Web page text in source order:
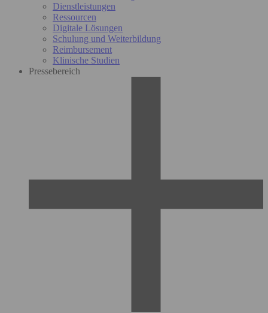
Dienstleistungen
Ressourcen
Digitale Lösungen
Schulung und Weiterbildung
Reimbursement
Klinische Studien
Pressebereich